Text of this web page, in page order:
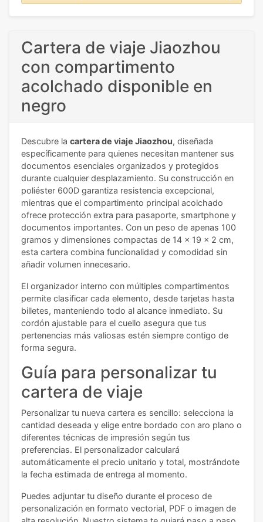
Cartera de viaje Jiaozhou
con compartimento
acolchado disponible en
negro
Descubre la cartera de viaje Jiaozhou, diseñada
específicamente para quienes necesitan mantener sus
documentos esenciales organizados y protegidos
durante cualquier desplazamiento. Su construcción en
poliéster 600D garantiza resistencia excepcional,
mientras que el compartimento principal acolchado
ofrece protección extra para pasaporte, smartphone y
documentos importantes. Con un peso de apenas 100
gramos y dimensiones compactas de 14 x 19 x 2 cm,
esta cartera combina funcionalidad y comodidad sin
añadir volumen innecesario.
El organizador interno con múltiples compartimentos
permite clasificar cada elemento, desde tarjetas hasta
billetes, manteniendo todo al alcance inmediato. Su
cordón ajustable para el cuello asegura que tus
pertenencias más valiosas estén siempre contigo de
forma segura.
Guía para personalizar tu
cartera de viaje
Personalizar tu nueva cartera es sencillo: selecciona la
cantidad deseada y elige entre bordado con aro plano o
diferentes técnicas de impresión según tus
preferencias. El personalizador calculará
automáticamente el precio unitario y total, mostrándote
la fecha estimada de entrega al momento.
Puedes adjuntar tu diseño durante el proceso de
personalización en formato vectorial, PDF o imagen de